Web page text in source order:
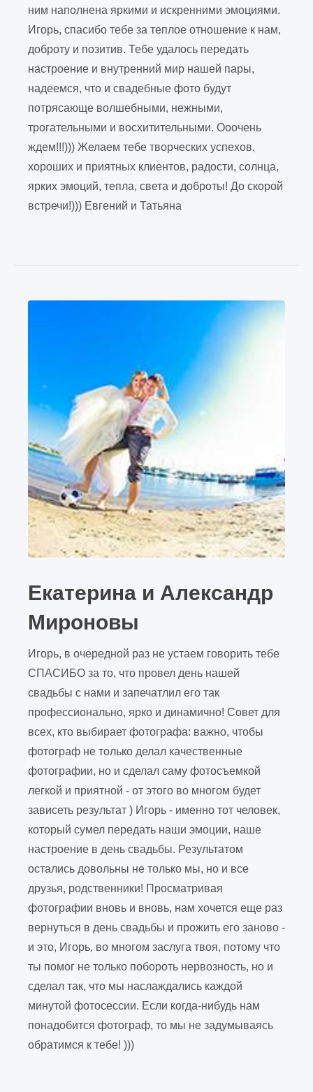
ним наполнена яркими и искренними эмоциями.
Игорь, спасибо тебе за теплое отношение к нам,
доброту и позитив. Тебе удалось передать
настроение и внутренний мир нашей пары,
надеемся, что и свадебные фото будут
потрясающе волшебными, нежными,
трогательными и восхитительными. Ооочень
ждем!!!))) Желаем тебе творческих успехов,
хороших и приятных клиентов, радости, солнца,
ярких эмоций, тепла, света и доброты! До скорой
встречи!))) Евгений и Татьяна
Екатерина и Александр
Мироновы
Игорь, в очередной раз не устаем говорить тебе
СПАСИБО за то, что провел день нашей
свадьбы с нами и запечатлил его так
профессионально, ярко и динамично! Совет для
всех, кто выбирает фотографа: важно, чтобы
фотограф не только делал качественные
фотографии, но и сделал саму фотосъемкой
легкой и приятной - от этого во многом будет
зависеть результат ) Игорь - именно тот человек,
который сумел передать наши эмоции, наше
настроение в день свадьбы. Результатом
остались довольны не только мы, но и все
друзья, родственники! Просматривая
фотографии вновь и вновь, нам хочется еще раз
вернуться в день свадьбы и прожить его заново -
и это, Игорь, во многом заслуга твоя, потому что
ты помог не только побороть нервозность, но и
сделал так, что мы наслаждались каждой
минутой фотосессии. Если когда-нибудь нам
понадобится фотограф, то мы не задумываясь
обратимся к тебе! )))